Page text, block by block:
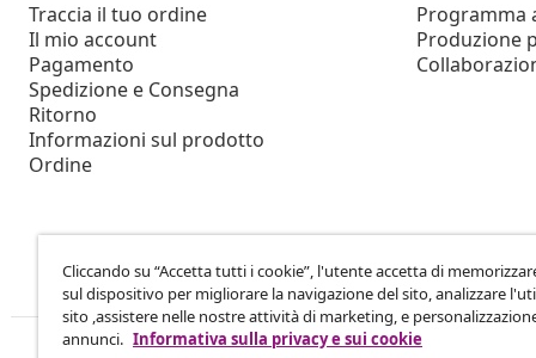
Traccia il tuo ordine
Il mio account
Pagamento
Spedizione e Consegna
Ritorno
Informazioni sul prodotto
Ordine
Programma
Produzione
Cliccando su “Accetta tutti i cookie”, l'utente accetta di
sul dispositivo per migliorare la navigazione del sito, analizzare
sito ,assistere nelle nostre attività di marketing, e
annunci. Informativa sulla privacy e sui cookie